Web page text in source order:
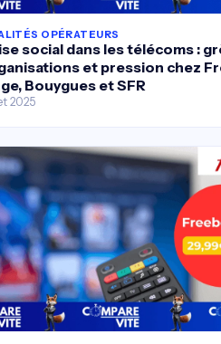
OPÉRATEURS
social dans les télécoms :
et pression chez
Bouygues et SFR
2025